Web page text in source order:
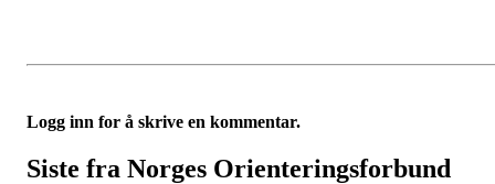
Logg inn for å skrive en kommentar.
Siste fra Norges Orienteringsforbund